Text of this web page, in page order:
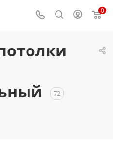
0
72